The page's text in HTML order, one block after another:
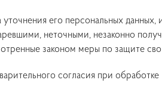
уточнения его персональных
неточными, незаконно
законом меры по защите
согласия при